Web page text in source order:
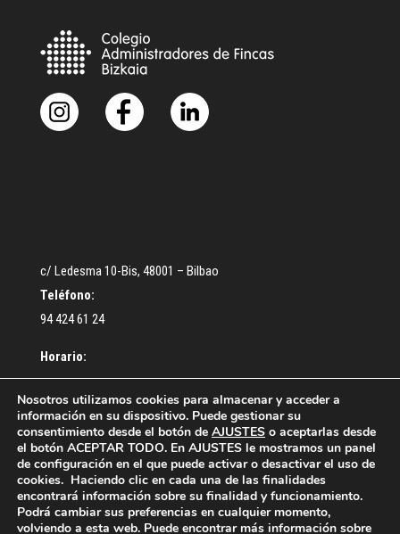
c/ Ledesma 10-Bis, 48001 – Bilbao
Teléfono:
94 424 61 24
Horario:
De lunes a Jueves: De 9:30 a 13:00 – De 16:30 a 18:30 h.
Viernes: De 9:00 a 14:00 h.
¿Cómo colegiarse? Acceso Colegiados
Nosotros utilizamos cookies para almacenar y acceder a
información en su dispositivo. Puede gestionar su
consentimiento desde el botón de AJUSTES o aceptarlas desde
el botón ACEPTAR TODO. En AJUSTES le mostramos un panel
de configuración en el que puede activar o desactivar el uso de
cookies. Haciendo clic en cada una de las finalidades
encontrará información sobre su finalidad y funcionamiento.
Podrá cambiar sus preferencias en cualquier momento,
volviendo a esta web. Puede encontrar más información sobre